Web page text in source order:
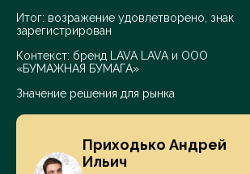
Итог: возражение удовлетворено, знак
зарегистрирован
Контекст: бренд LAVA LAVA и ООО
«БУМАЖНАЯ БУМАГА»
Значение решения для рынка
Приходько Андрей
Ильич